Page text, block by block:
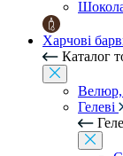
Харчові
Каталог
Велюр,
Гелеві